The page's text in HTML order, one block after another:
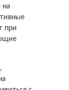
на
при